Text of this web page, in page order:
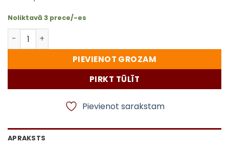
Noliktavā 3 prece/-es
Marijas kostīms bērniem, kleita ar apmetni un galvas
PIEVIENOT GROZAM
PIRKT TŪLĪT
Pievienot sarakstam
APRAKSTS